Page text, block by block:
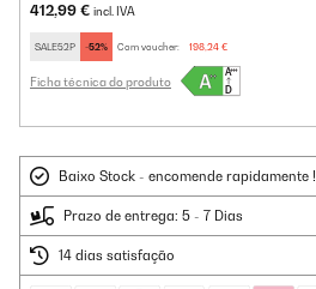
412,99 € incl. IVA
SALE52P -52% Com voucher: 198,24 €
Ficha técnica do produto
Baixo Stock - encomende rapidamente !
Prazo de entrega: 5 - 7 Dias
14 dias satisfação